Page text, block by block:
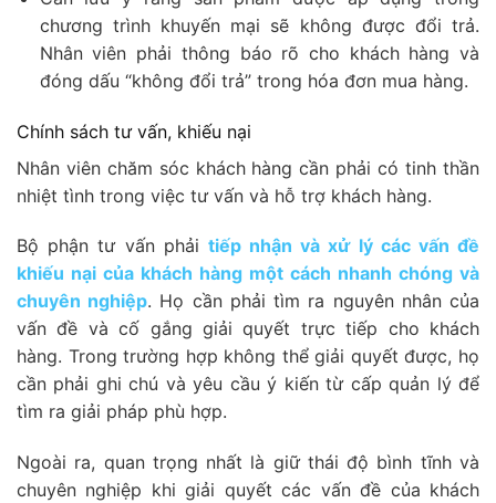
chương trình khuyến mại sẽ không được đổi trả.
Nhân viên phải thông báo rõ cho khách hàng và
đóng dấu “không đổi trả” trong hóa đơn mua hàng.
Chính sách tư vấn, khiếu nại
Nhân viên chăm sóc khách hàng cần phải có tinh thần
nhiệt tình trong việc tư vấn và hỗ trợ khách hàng.
Bộ phận tư vấn phải tiếp nhận và xử lý các vấn đề
khiếu nại của khách hàng một cách nhanh chóng và
chuyên nghiệp. Họ cần phải tìm ra nguyên nhân của
vấn đề và cố gắng giải quyết trực tiếp cho khách
hàng. Trong trường hợp không thể giải quyết được, họ
cần phải ghi chú và yêu cầu ý kiến từ cấp quản lý để
tìm ra giải pháp phù hợp.
Ngoài ra, quan trọng nhất là giữ thái độ bình tĩnh và
chuyên nghiệp khi giải quyết các vấn đề của khách